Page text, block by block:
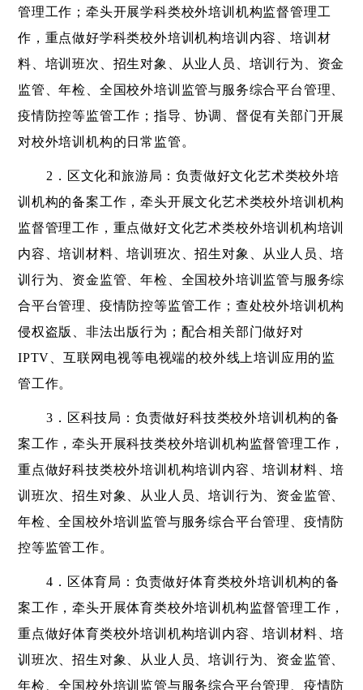
管理工作；牵头开展学科类校外培训机构监督管理工
作，重点做好学科类校外培训机构培训内容、培训材
料、培训班次、招生对象、从业人员、培训行为、资金
监管、年检、全国校外培训监管与服务综合平台管理、
疫情防控等监管工作；指导、协调、督促有关部门开展
对校外培训机构的日常监管。
2．区文化和旅游局：负责做好文化艺术类校外培
训机构的备案工作，牵头开展文化艺术类校外培训机构
监督管理工作，重点做好文化艺术类校外培训机构培训
内容、培训材料、培训班次、招生对象、从业人员、培
训行为、资金监管、年检、全国校外培训监管与服务综
合平台管理、疫情防控等监管工作；查处校外培训机构
侵权盗版、非法出版行为；配合相关部门做好对
IPTV、互联网电视等电视端的校外线上培训应用的监
管工作。
3．区科技局：负责做好科技类校外培训机构的备
案工作，牵头开展科技类校外培训机构监督管理工作，
重点做好科技类校外培训机构培训内容、培训材料、培
训班次、招生对象、从业人员、培训行为、资金监管、
年检、全国校外培训监管与服务综合平台管理、疫情防
控等监管工作。
4．区体育局：负责做好体育类校外培训机构的备
案工作，牵头开展体育类校外培训机构监督管理工作，
重点做好体育类校外培训机构培训内容、培训材料、培
训班次、招生对象、从业人员、培训行为、资金监管、
年检、全国校外培训监管与服务综合平台管理、疫情防